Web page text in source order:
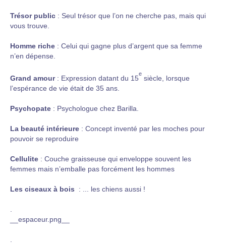
Trésor public : Seul trésor que l’on ne cherche pas, mais qui
vous trouve.
Homme riche : Celui qui gagne plus d’argent que sa femme
n’en dépense.
Grand amour: Expression datant du 15
e
siècle, lorsque
l’espérance de vie était de 35 ans.
Psychopate : Psychologue chez Barilla.
La beauté intérieure : Concept inventé par les moches pour
pouvoir se reproduire
Cellulite : Couche graisseuse qui enveloppe souvent les
femmes mais n’emballe pas forcément les hommes
Les ciseaux à bois : ... les chiens aussi !
__espaceur.png__